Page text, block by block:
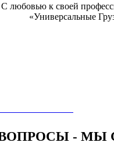
С любовью к своей
«Универсальные
- МЫ